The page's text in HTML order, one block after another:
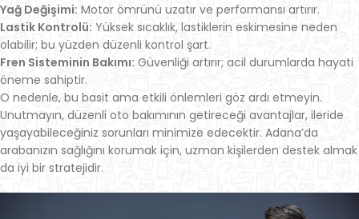
Yağ Değişimi: Motor ömrünü uzatır ve performansı artırır.
Lastik Kontrolü: Yüksek sıcaklık, lastiklerin eskimesine neden
olabilir; bu yüzden düzenli kontrol şart.
Fren Sisteminin Bakımı: Güvenliği artırır; acil durumlarda hayati
öneme sahiptir.
O nedenle, bu basit ama etkili önlemleri göz ardı etmeyin.
Unutmayın, düzenli oto bakımının getireceği avantajlar, ileride
yaşayabileceğiniz sorunları minimize edecektir. Adana’da
arabanızın sağlığını korumak için, uzman kişilerden destek almak
da iyi bir stratejidir.